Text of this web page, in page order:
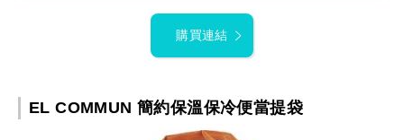
購買連結
EL COMMUN 簡約保溫保冷便當提袋